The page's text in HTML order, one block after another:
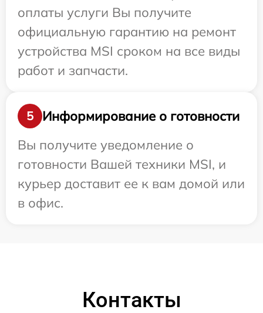
оплаты услуги Вы получите
официальную гарантию на ремонт
устройства MSI сроком на все виды
работ и запчасти.
5
Информирование о готовности
Вы получите уведомление о
готовности Вашей техники MSI, и
курьер доставит ее к вам домой или
в офис.
Контакты